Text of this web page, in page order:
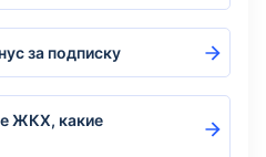
за подписку
ЖКХ, какие